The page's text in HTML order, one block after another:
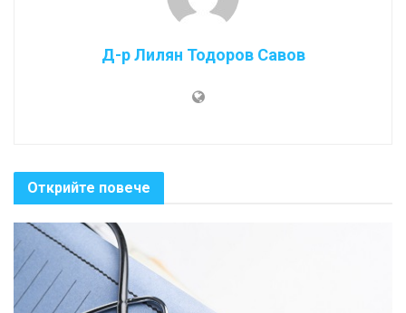
Д-р Лилян Тодоров Савов
Открийте повече